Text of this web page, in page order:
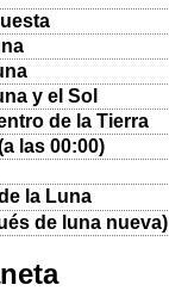
y el Sol
de la Tierra
las 00:00)
la Luna
de luna nueva)